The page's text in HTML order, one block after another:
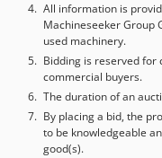
All information is
Machineseeker Group
used machinery.
Bidding is reserved for
commercial buyers.
The duration of an
By placing a bid, the
to be knowledgeable
good(s).